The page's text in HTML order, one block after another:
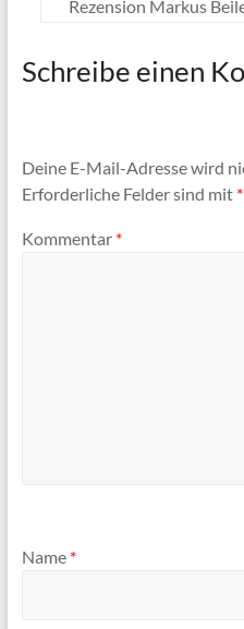
Rezension Markus
Schreibe einen
Deine E-Mail-Adresse wird
Erforderliche Felder sind mit *
Kommentar *
Name *